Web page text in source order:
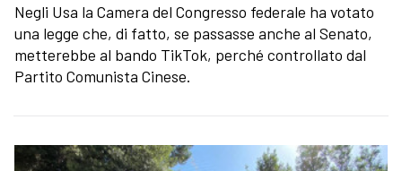
Negli Usa la Camera del Congresso federale ha votato
una legge che, di fatto, se passasse anche al Senato,
metterebbe al bando TikTok, perché controllato dal
Partito Comunista Cinese.